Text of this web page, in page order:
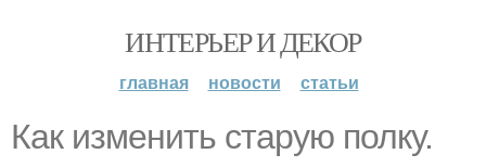
ИНТЕРЬЕР И ДЕКОР
главная новости статьи
Как изменить старую полку.